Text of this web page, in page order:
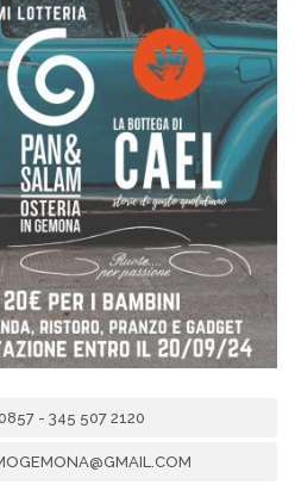
- 345 507 2120